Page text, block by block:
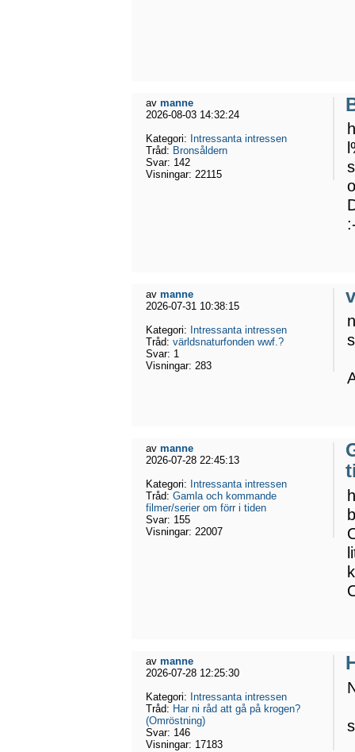
av manne
2026-08-03 14:32:24
Kategori: Intressanta intressen
Tråd: Bronsåldern
Svar: 142
Visningar: 22115
av manne
2026-07-31 10:38:15
Kategori: Intressanta intressen
Tråd: världsnaturfonden wwf.?
Svar: 1
Visningar: 283
av manne
2026-07-28 22:45:13
Kategori: Intressanta intressen
Tråd: Gamla och kommande
filmer/serier om förr i tiden
Svar: 155
Visningar: 22007
av manne
2026-07-28 12:25:30
Kategori: Intressanta intressen
Tråd: Har ni råd att gå på krogen?
(Omröstning)
Svar: 146
Visningar: 17183